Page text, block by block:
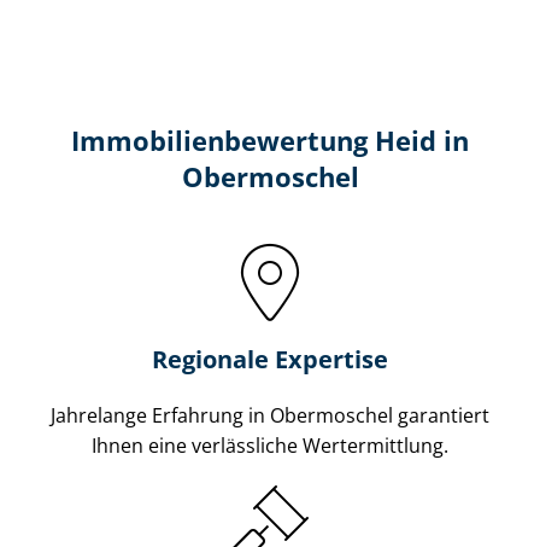
Immobilien­bewertung Heid in
Obermoschel
Regionale Expertise
Jahrelange Erfahrung in Obermoschel garantiert
Ihnen eine verlässliche Wertermittlung.